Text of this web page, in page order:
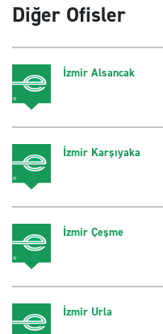
Diğer Ofisler
İzmir Alsancak
İzmir Karşıyaka
İzmir Çeşme
İzmir Urla